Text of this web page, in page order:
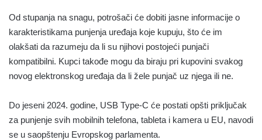
Od stupanja na snagu, potrošači će dobiti jasne informacije o
karakteristikama punjenja uređaja koje kupuju, što će im
olakšati da razumeju da li su njihovi postojeći punjači
kompatibilni. Kupci takođe mogu da biraju pri kupovini svakog
novog elektronskog uređaja da li žele punjač uz njega ili ne.
Do jeseni 2024. godine, USB Type-C će postati opšti priključak
za punjenje svih mobilnih telefona, tableta i kamera u EU, navodi
se u saopštenju Evropskog parlamenta.